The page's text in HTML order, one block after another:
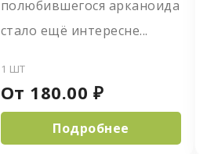
полюбившегося арканоида
стало ещё интересне...
1 ШТ
От 180.00 ₽
Подробнее